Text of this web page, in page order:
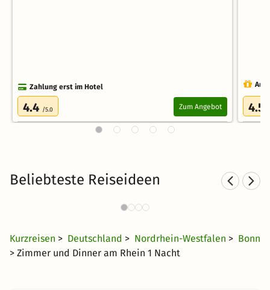
Zahlung erst im Hotel
4.4 /5.0 Zum Angebot 4.5
Beliebteste Reiseideen
Städtereisen nach NRW
2075 Angebote
Kurzreisen > Deutschland > Nordrhein-Westfalen > Bonn
> Zimmer und Dinner am Rhein 1 Nacht